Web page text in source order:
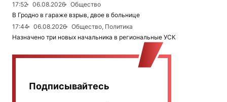
17:52
06.08.2026
Общество
В Гродно в гараже взрыв, двое в больнице
17:44
06.08.2026
Общество, Политика
Назначено три новых начальника в региональные УСК
Подписывайтесь